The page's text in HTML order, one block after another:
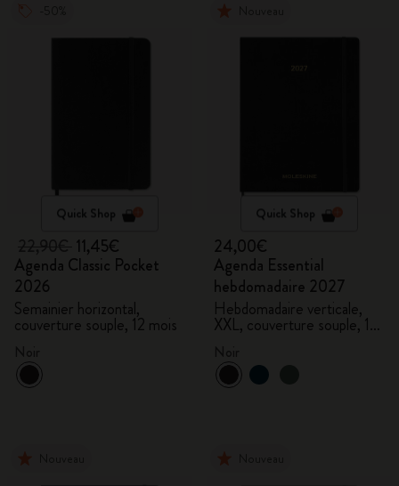
Quick Shop
11,45€
Agenda Classic Pocket
2026
Semainier horizontal,
couverture souple, 12 mois
Quick Shop
24,00€
Agenda Essential
hebdomadaire 2027
Hebdomadaire verticale,
XXL, couverture souple, 15
mois